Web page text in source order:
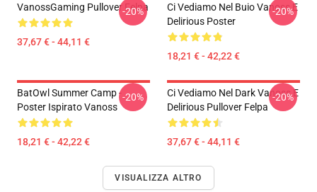
VanossGaming Pullover Felpa
37,67 € - 44,11 €
-20%
Ci Vediamo Nel Buio Vanoss E
Delirious Poster
18,21 € - 42,22 €
-20%
BatOwl Summer Camp -
Poster Ispirato Vanoss
18,21 € - 42,22 €
-20%
Ci Vediamo Nel Dark Vanoss E
Delirious Pullover Felpa
37,67 € - 44,11 €
-20%
VISUALIZZA ALTRO